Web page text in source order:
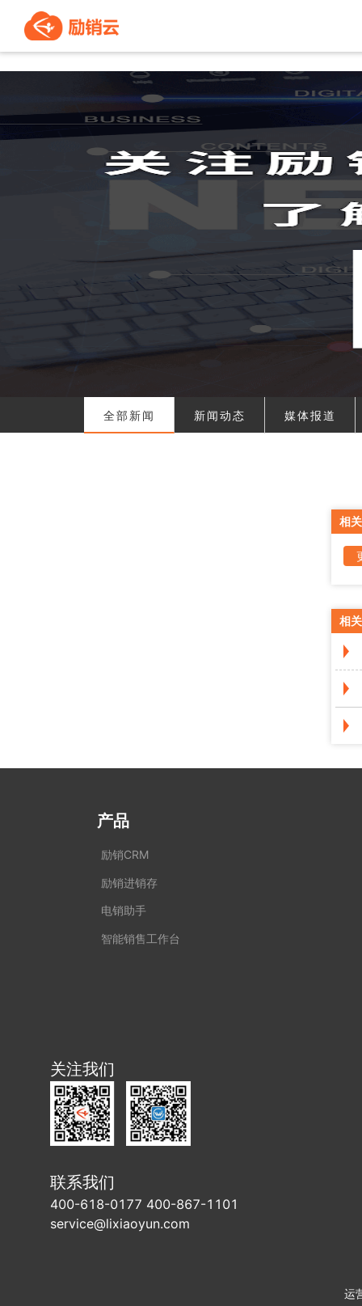
全部新闻 新闻动态 媒体报道
相
相
产品
励销CRM
励销进销存
电销助手
智能销售工作台
关注我们
联系我们
400-618-0177 400-867-1101
service@lixiaoyun.com
运